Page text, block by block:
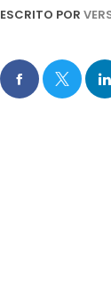
ESCRITO POR